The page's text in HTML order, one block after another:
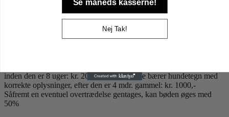
Hunden skal inden den er 8 uger gammel være mærket & registreret.
Hunden skal fra den er 4 måneder gammel, bærer halsbånd forsynet
der som minimum skal angive besidderens navn & adresse.
inden den er 8 uger: kr. 2000,- Hunden ikke bærer hundetegn med
korrekte oplysninger, efter den er 4 mdr. gammel: kr. 1000,-
Såfremt en eventuel overtrædelse gentages, kan bøden øges med
50%
Se måneds kasserne!
Nej Tak!